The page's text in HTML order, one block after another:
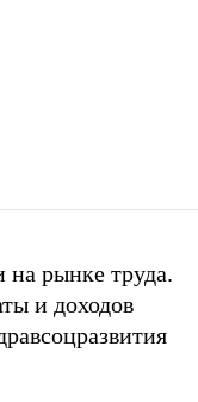
на рынке труда.
и доходов